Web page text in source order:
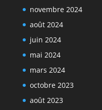
novembre 2024
août 2024
juin 2024
mai 2024
mars 2024
octobre 2023
août 2023